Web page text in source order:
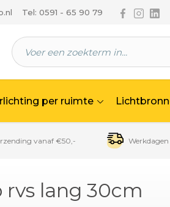
Tel: 0591 - 65 90 79 Volg ons
Volg
per ruimte
vanaf €50,-
lang 30cm